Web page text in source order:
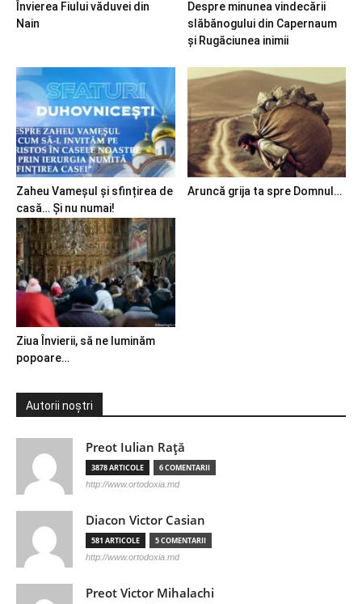
Învierea Fiului văduvei din
Nain
Despre minunea vindecării
slăbănogului din Capernaum
și Rugăciunea inimii
Zaheu Vameșul și sfințirea de
casă… Și nu numai!
Aruncă grija ta spre Domnul…
Ziua Învierii, să ne luminăm
popoare…
Autorii noștri
Preot Iulian Raţă
3878 ARTICOLE 6 COMENTARII
http://www.ortodoxia.md
Diacon Victor Casian
581 ARTICOLE 5 COMENTARII
http://www.ortodoxia.md
Preot Victor Mihalachi